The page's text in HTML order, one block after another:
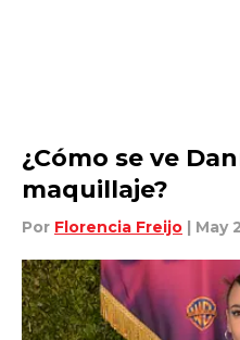
¿Cómo se ve
maquillaje?
Por Florencia Freijo | May